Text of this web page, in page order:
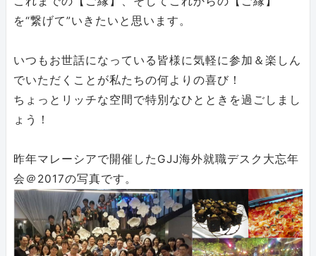
を“繋げて”いきたいと思います。
いつもお世話になっている皆様に気軽に参加＆楽しん
でいただくことが私たちの何よりの喜び！
ちょっとリッチな空間で特別なひとときを過ごしまし
ょう！
昨年マレーシアで開催したGJJ海外就職デスク大忘年
会＠2017の写真です。